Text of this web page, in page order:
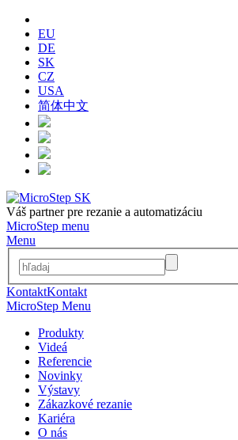
EU
DE
SK
CZ
USA
简体中文
Váš partner pre rezanie a automatizáciu
MicroStep menu
Menu
KontaktKontakt
MicroStep Menu
Produkty
Videá
Referencie
Novinky
Výstavy
Zákazkové rezanie
Kariéra
O nás